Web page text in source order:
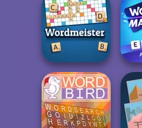
Phrasle Master
Wordmeister